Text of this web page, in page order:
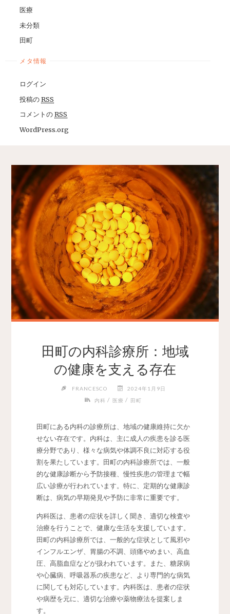
医療
未分類
田町
メタ情報
ログイン
投稿のRSS
コメントのRSS
WordPress.org
田町の内科診療所：地域
の健康を支える存在
FRANCESCO
2024年1月9日
内科 / 医療 / 田町
田町にある内科の診療所は、地域の健康維持に欠か
せない存在です。 内科は、主に成人の疾患を診る医
療分野であり、様々な病気や体調不良に対応する役
割を果たしています。田町の内科診療所では、一般
的な健康診断から予防接種、慢性疾患の管理まで幅
広い診療が行われています。特に、定期的な健康診
断は、病気の早期発見や予防に非常に重要です。
内科医は、患者の症状を詳しく聞き、適切な検査や
治療を行うことで、健康な生活を支援しています。
田町の内科診療所では、一般的な症状として風邪や
インフルエンザ、胃腸の不調、頭痛やめまい、高血
圧、高脂血症などが扱われています。また、糖尿病
や心臓病、呼吸器系の疾患など、より専門的な病気
に関しても対応しています。内科医は、患者の症状
や病歴を元に、適切な治療や薬物療法を提案しま
す。